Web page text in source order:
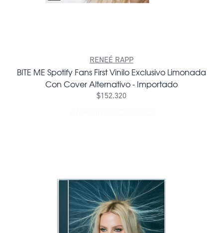
RENEÉ RAPP
BITE ME Spotify Fans First Vinilo Exclusivo Limonada
Con Cover Alternativo - Importado
$152.320